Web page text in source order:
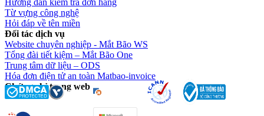
Hướng dẫn kiểm tra đơn hàng
Từ vựng công nghệ
Hỏi đáp về tên miền
Đối tác dịch vụ
Website chuyên nghiệp - Mắt Bão WS
Tổng đài tiết kiệm – Mắt Bão One
Trung tâm dữ liệu – ODS
Hóa đơn điện tử an toàn Matbao-invoice
Chứng chỉ trang web